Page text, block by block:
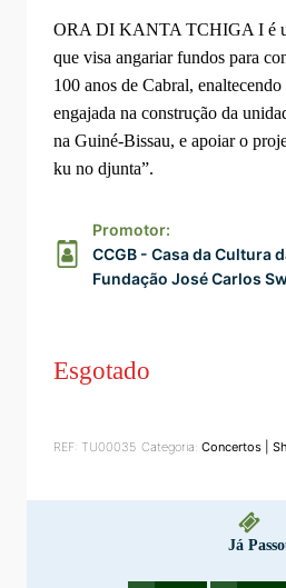
ORA DI KANTA TCHIGA I é
que visa angariar fundos para
100 anos de Cabral,
engajada na construção da
na Guiné-Bissau, e apoiar o
ku no djunta”.
Promotor:
CCGB - Casa da Cultura
Fundação José Carlos
Esgotado
REF: TU00035 Categoria: Concertos |
Já